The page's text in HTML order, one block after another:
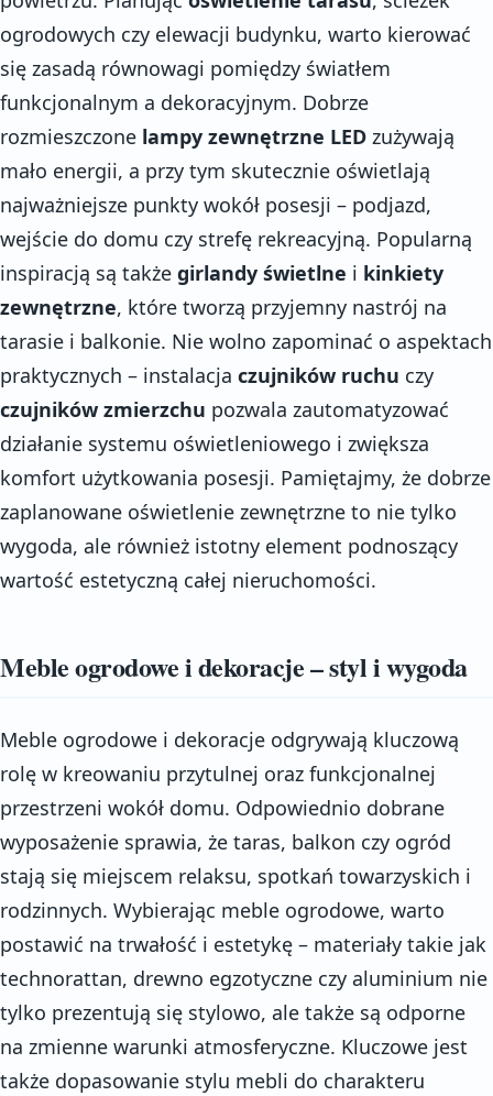
ogrodowych czy elewacji budynku, warto kierować
się zasadą równowagi pomiędzy światłem
funkcjonalnym a dekoracyjnym. Dobrze
rozmieszczone lampy zewnętrzne LED zużywają
mało energii, a przy tym skutecznie oświetlają
najważniejsze punkty wokół posesji – podjazd,
wejście do domu czy strefę rekreacyjną. Popularną
inspiracją są także girlandy świetlne i kinkiety
zewnętrzne, które tworzą przyjemny nastrój na
tarasie i balkonie. Nie wolno zapominać o aspektach
praktycznych – instalacja czujników ruchu czy
czujników zmierzchu pozwala zautomatyzować
działanie systemu oświetleniowego i zwiększa
komfort użytkowania posesji. Pamiętajmy, że dobrze
zaplanowane oświetlenie zewnętrzne to nie tylko
wygoda, ale również istotny element podnoszący
wartość estetyczną całej nieruchomości.
Meble ogrodowe i dekoracje – styl i wygoda
Meble ogrodowe i dekoracje odgrywają kluczową
rolę w kreowaniu przytulnej oraz funkcjonalnej
przestrzeni wokół domu. Odpowiednio dobrane
wyposażenie sprawia, że taras, balkon czy ogród
stają się miejscem relaksu, spotkań towarzyskich i
rodzinnych. Wybierając meble ogrodowe, warto
postawić na trwałość i estetykę – materiały takie jak
technorattan, drewno egzotyczne czy aluminium nie
tylko prezentują się stylowo, ale także są odporne
na zmienne warunki atmosferyczne. Kluczowe jest
także dopasowanie stylu mebli do charakteru